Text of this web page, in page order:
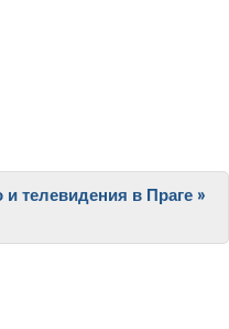
телевидения в Праге »